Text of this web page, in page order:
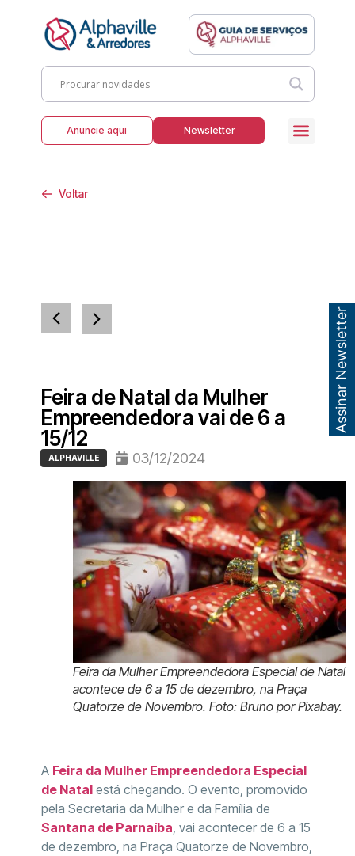
Anuncie aqui Newsletter
Voltar
Feira de Natal da Mulher
Empreendedora vai de 6 a
15/12
ALPHAVILLE 03/12/2024
Feira da Mulher Empreendedora Especial de Natal
acontece de 6 a 15 de dezembro, na Praça
Quatorze de Novembro. Foto: Bruno por Pixabay.
A Feira da Mulher Empreendedora Especial
de Natalestá chegando. O evento, promovido
pela Secretaria da Mulher e da Família de
Santana de Parnaíba, vai acontecer de 6 a 15
de dezembro, na Praça Quatorze de Novembro,
Assinar Newsletter